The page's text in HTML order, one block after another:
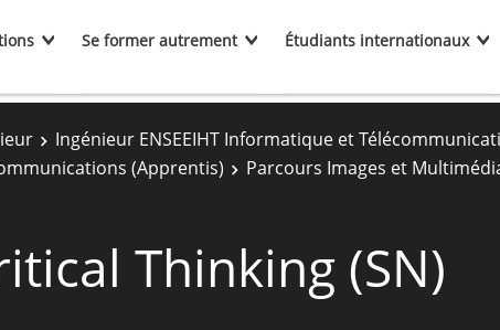
Se former autrement Étudiants internationaux
Ingénieur ENSEEIHT Informatique et
(Apprentis)
Parcours Images et
Thinking (SN)